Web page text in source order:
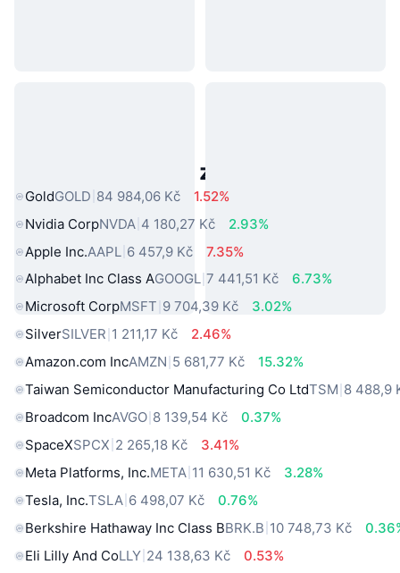
Populární aktiva z reálného světa
GoldGOLD 84 984,06 Kč
1.52%
Nvidia CorpNVDA 4 180,27 Kč
2.93%
Apple Inc.AAPL 6 457,9 Kč
7.35%
Alphabet Inc Class AGOOGL 7 441,51 Kč
6.73%
Microsoft CorpMSFT 9 704,39 Kč
3.02%
SilverSILVER 1 211,17 Kč
2.46%
Amazon.com IncAMZN 5 681,77 Kč
15.32%
Taiwan Semiconductor Manufacturing Co LtdTSM 8 488,9
Broadcom IncAVGO 8 139,54 Kč
0.37%
SpaceXSPCX 2 265,18 Kč
3.41%
Meta Platforms, Inc.META 11 630,51 Kč
3.28%
Tesla, Inc.TSLA 6 498,07 Kč
0.76%
Berkshire Hathaway Inc Class BBRK.B 10 748,73 Kč
Eli Lilly And CoLLY 24 138,63 Kč
0.53%